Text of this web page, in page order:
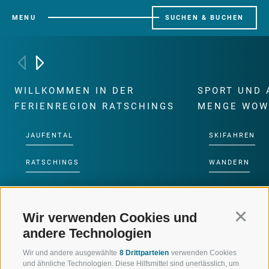
Wir verwenden Cookies und
andere Technologien
Wir und andere ausgewählte 8 Drittparteien verwenden Cookies
und ähnliche Technologien. Diese Hilfsmittel sind unerlässlich, um
MENU SUCHEN & BUCHEN
WILLKOMMEN IN DER
FERIENREGION RATSCHINGS
JAUFENTAL
RATSCHINGS
RIDNAUNTAL
BERGBAHNEN
SKISCHULE RATSCHINGS
SPORT UND
MENGE
SKIFAHREN
WANDERN
HOCHALPINE